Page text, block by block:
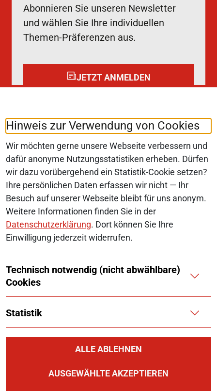
Hinweis zur Verwendung von Cookies
Wir möchten gerne unsere Webseite verbessern und
dafür anonyme Nutzungsstatistiken erheben. Dürfen
wir dazu vorübergehend ein Statistik-Cookie setzen?
Ihre persönlichen Daten erfassen wir nicht — Ihr
Besuch auf unserer Webseite bleibt für uns anonym.
Weitere Informationen finden Sie in der
Datenschutzerklärung. Dort können Sie Ihre
Einwilligung jederzeit widerrufen.
Technisch notwendig (nicht abwählbare)
Cookies
Statistik
ALLE ABLEHNEN
AUSGEWÄHLTE AKZEPTIEREN
Abonnieren Sie unseren Newsletter
und wählen Sie Ihre individuellen
Themen-Präferenzen aus.
JETZT ANMELDEN
Folgen Sie uns auf: LinkedIn
© 2026 Monopolkommission
SERVICE-NAVIGATION
SITEMAP
ERKLÄRUNG ZUR BARRIEREFREIHEIT
IMPRESSUM
DATENSCHUTZ
COOKIES